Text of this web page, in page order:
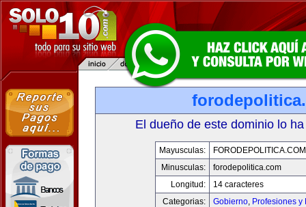
El dueño de este dominio lo
Mayusculas:
FORODEPOLITICA.COM
Minusculas:
forodepolitica.com
Longitud:
14 caracteres
Categorias:
Gobierno, Profesiones y